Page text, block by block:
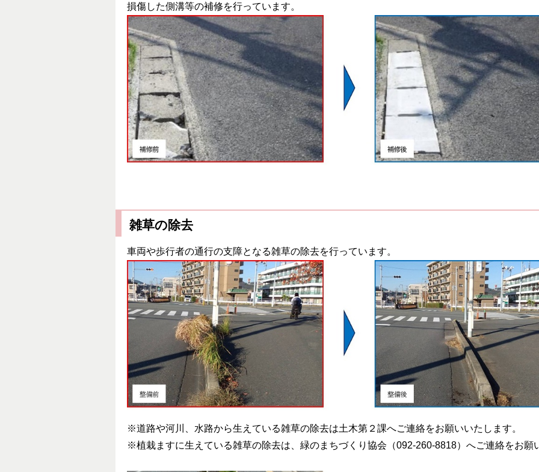
損傷した側溝等の補修を行っています。
雑草の除去
車両や歩行者の通行の支障となる雑草の除去を行っています。
※道路や河川、水路から生えている雑草の除去は土木第２課へご連絡をお願いいたします。
※植栽ますに生えている雑草の除去は、緑のまちづくり協会（092-260-8818）へご連絡をお願